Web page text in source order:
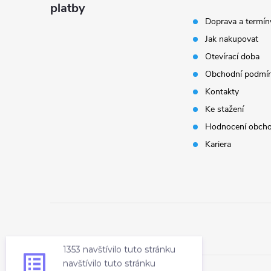
platby
Doprava a
Jak nakupovat
Otevírací doba
Obchodní
Kontakty
Ke stažení
Hodnocení
Kariera
navštívilo tuto stránku